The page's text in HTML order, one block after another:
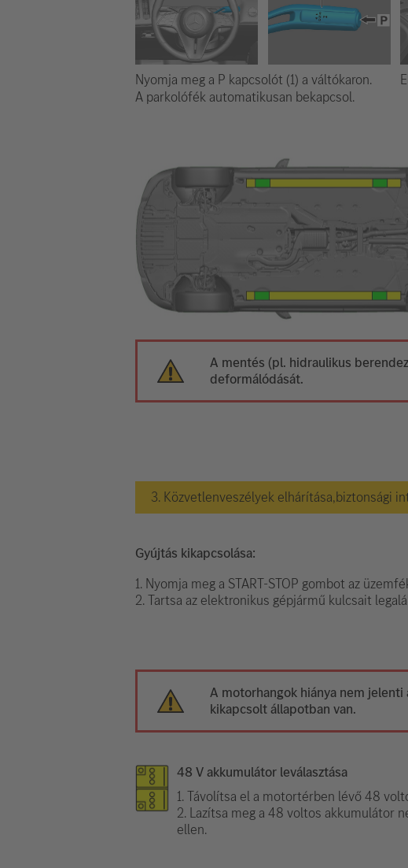
Nyomja meg a P kapcsolót (1) a váltókaron.
A parkolófék automatikusan bekapcsol.
A mentés (pl. hidraulikus
deformálódását.
3. Közvetlenveszélyek elhárítása,biztonsági
Gyújtás kikapcsolása:
1. Nyomja meg a START-STOP gombot az
2. Tartsa az elektronikus gépjármű kulcsait
A motorhangok hiánya nem jelenti
kikapcsolt állapotban van.
48 V akkumulátor leválasztása
1. Távolítsa el a motortérben lévő 48
2. Lazítsa meg a 48 voltos akkumulátor
ellen.